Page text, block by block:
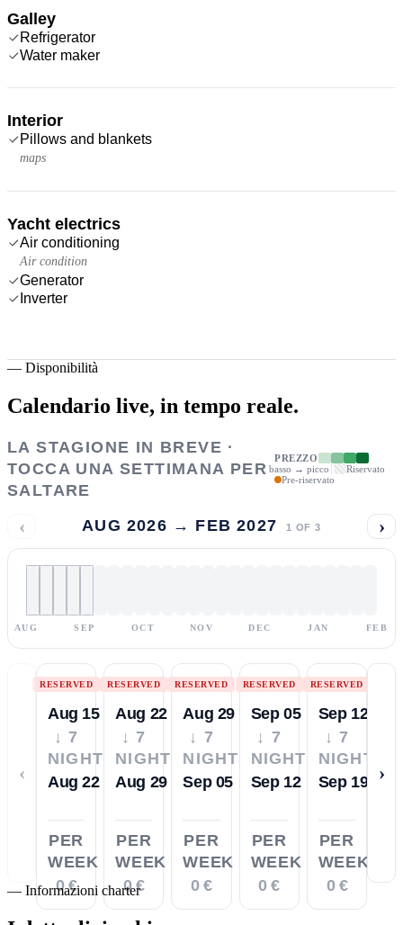
Galley
Refrigerator
Water maker
Interior
Pillows and blankets
maps
Yacht electrics
Air conditioning
Air condition
Generator
Inverter
— Disponibilità
Calendario live, in tempo reale.
LA STAGIONE IN BREVE ·
TOCCA UNA SETTIMANA PER
SALTARE
PREZZO
basso → picco
Riservato
Pre-riservato
‹ AUG 2026 → FEB 2027 1 OF 3 ›
AUG SEP OCT NOV DEC JAN FEB
‹
RESERVED
Aug 15
↓ 7
NIGHTS
Aug 22
PER
WEEK
0 €
RESERVED
Aug 22
↓ 7
NIGHTS
Aug 29
PER
WEEK
0 €
RESERVED
Aug 29
↓ 7
NIGHTS
Sep 05
PER
WEEK
0 €
RESERVED
Sep 05
↓ 7
NIGHTS
Sep 12
PER
WEEK
0 €
RESERVED
Sep 12
↓ 7
NIGHTS
Sep 19
PER
WEEK
0 €
›
— Informazioni charter